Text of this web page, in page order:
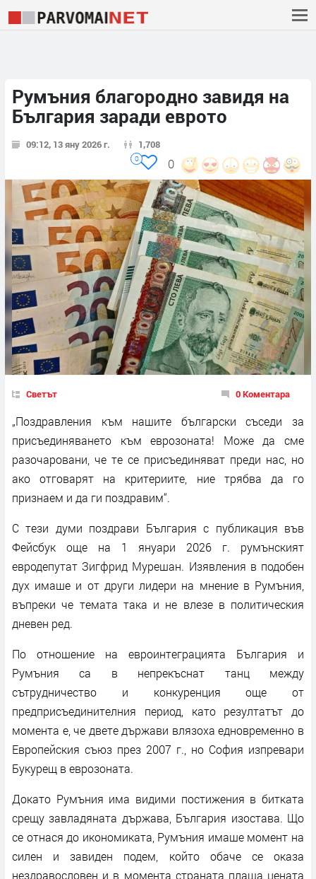
Румъния благородно завидя на
България заради еврото
09:12, 13 яну 2026 г. 1,708
0
0
Светът 0 Коментара
„Поздравления към нашите български съседи за
присъединяването към еврозоната! Може да сме
разочаровани, че те се присъединяват преди нас, но
ако отговарят на критериите, ние трябва да го
признаем и да ги поздравим“.
С тези думи поздрави България с публикация във
Фейсбук още на 1 януари 2026 г. румънският
евродепутат Зигфрид Мурешан. Изявления в подобен
дух имаше и от други лидери на мнение в Румъния,
въпреки че темата така и не влезе в политическия
дневен ред.
По отношение на евроинтеграцията България и
Румъния са в непрекъснат танц между
сътрудничество и конкуренция още от
предприсъединителния период, като резултатът до
момента е, че двете държави влязоха едновременно в
Европейския съюз през 2007 г., но София изпревари
Букурещ в еврозоната.
Докато Румъния има видими постижения в битката
срещу завладяната държава, България изостава. Що
се отнася до икономиката, Румъния имаше момент на
силен и завиден подем, който обаче се оказа
нездравословен и в момента страната плаща цената